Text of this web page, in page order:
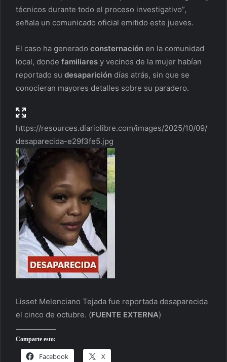
técnicos durante todo el proceso investigativo”,
señala un comunicado oficial emitido este jueves.
El caso ha generado consternación en la comunidad
local, donde familiares y vecinos de la mujer habían
reportado su desaparición días atrás, sin que se
conocieran mayores detalles sobre su paradero.
https://resources.diariolibre.com/images/2025/10/09/
desaparecida-e29f3fe5.jpg
Lisset Melenciano Tejada fue reportada desaparecida
el cinco de octubre. (FUENTE EXTERNA)
Comparte esto:
Facebook X